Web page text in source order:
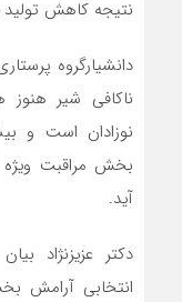
نتیجه کاهش
دانشیارگروه
ناکافی شیر
نوزادان است و
بخش مراقبت
آید.
دکتر عزیزنژاد
انتخابی آرامش